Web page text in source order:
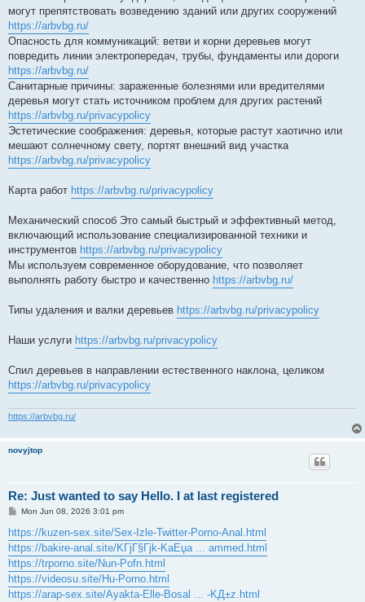
могут препятствовать возведению зданий или других сооружений
https://arbvbg.ru/
Опасность для коммуникаций: ветви и корни деревьев могут
повредить линии электропередач, трубы, фундаменты или дороги
https://arbvbg.ru/
Санитарные причины: зараженные болезнями или вредителями
деревья могут стать источником проблем для других растений
https://arbvbg.ru/privacypolicy
Эстетические соображения: деревья, которые растут хаотично или
мешают солнечному свету, портят внешний вид участка
https://arbvbg.ru/privacypolicy
Карта работ https://arbvbg.ru/privacypolicy
Механический способ Это самый быстрый и эффективный метод,
включающий использование специализированной техники и
инструментов https://arbvbg.ru/privacypolicy
Мы используем современное оборудование, что позволяет
выполнять работу быстро и качественно https://arbvbg.ru/
Типы удаления и валки деревьев https://arbvbg.ru/privacypolicy
Наши услуги https://arbvbg.ru/privacypolicy
Спил деревьев в направлении естественного наклона, целиком
https://arbvbg.ru/privacypolicy
https://arbvbg.ru/
novyjtop
Re: Just wanted to say Hello. I at last registered
P
s
t
Mon Jun 08, 2026 3:01 pm
https://kuzen-sex.site/Sex-Izle-Twitter-Porno-Anal.html
https://bakire-anal.site/KГјГ§Гјk-KaЕџa ... ammed.html
https://trporno.site/Nun-Pofn.html
https://videosu.site/Hu-Porno.html
https://arap-sex.site/Ayakta-Elle-Bosal ... -KД±z.html